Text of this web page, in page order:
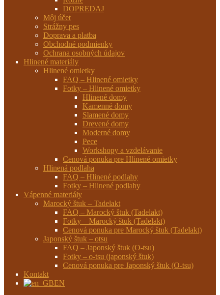
DOPREDAJ
Môj účet
Strážny pes
Doprava a platba
Obchodné podmienky
Ochrana osobných údajov
Hlinené materiály
Hlinené omietky
FAQ – Hlinené omietky
Fotky – Hlinené omietky
Hlinené domy
Kamenné domy
Slamené domy
Drevené domy
Moderné domy
Pece
Workshopy a vzdelávanie
Cenová ponuka pre Hlinené omietky
Hlinená podlaha
FAQ – Hlinené podlahy
Fotky – Hlinené podlahy
Vápenné materiály
Marocký štuk – Tadelakt
FAQ – Marocký štuk (Tadelakt)
Fotky – Marocký štuk (Tadelakt)
Cenová ponuka pre Marocký štuk (Tadelakt)
Japonský štuk – otsu
FAQ – Japonský štuk (O-tsu)
Fotky – o-tsu (japonský štuk)
Cenová ponuka pre Japonský štuk (O-tsu)
Kontakt
EN